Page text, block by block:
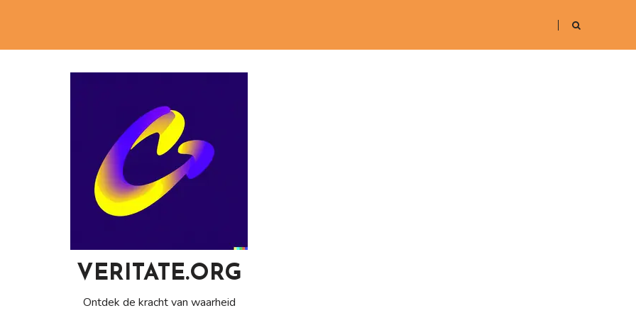
VERITATE.ORG
Ontdek de kracht van waarheid